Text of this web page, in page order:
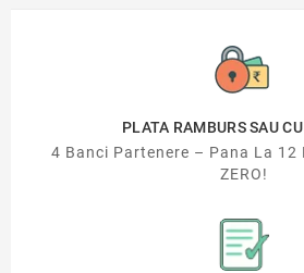
PLATA RAMBURS SAU
4 Banci Partenere – Pana La 12
ZERO!